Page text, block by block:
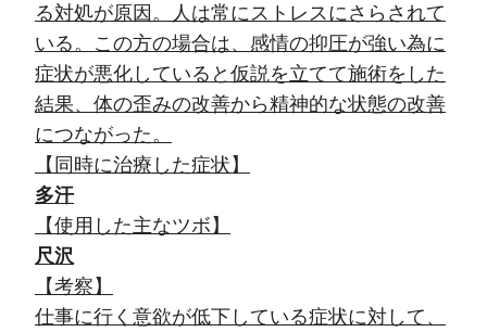
る対処が原因。人は常にストレスにさらされて
いる。この方の場合は、感情の抑圧が強い為に
症状が悪化していると仮説を立てて施術をした
結果、体の歪みの改善から精神的な状態の改善
につながった。
【同時に治療した症状】
多汗
【使用した主なツボ】
尺沢
【考察】
仕事に行く意欲が低下している症状に対して、